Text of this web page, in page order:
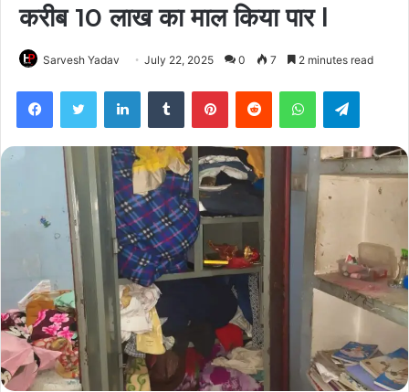
करीब 10 लाख का माल किया पार l
Sarvesh Yadav July 22, 2025 0 7 2 minutes read
FacebookTwitter LinkedInTumblr PinterestReddit WhatsApp